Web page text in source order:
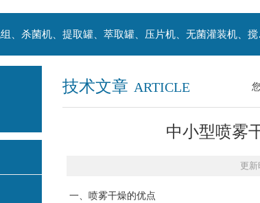
主营产品
技术文章 ARTICLE
中小型喷雾
更
一、喷雾干燥的优点